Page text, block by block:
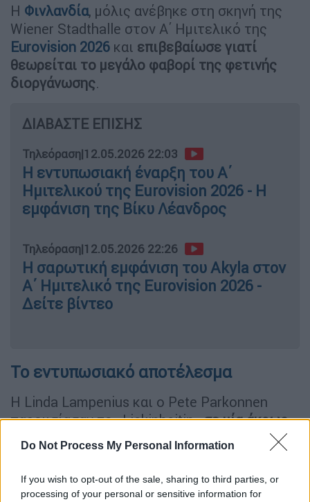
Do Not Process My Personal Information
If you wish to opt-out of the sale, sharing to third parties, or
processing of your personal or sensitive information for
Η Φινλανδία, μόλις ανέβηκε στη σκηνή της
Wiener Stadthalle στον Α΄ Ημιτελικό της
Eurovision 2026 και επιβεβαίωσε γιατί
θεωρείται το μεγάλο φαβορί της φετινής
διοργάνωσης.
ΔΙΑΒΑΣΤΕ ΕΠΙΣΗΣ
Τηλεόραση|12.05.2026 22:03
Η εντυπωσιακή έναρξη του Α΄
Ημιτελικού της Eurovision 2026 - Η
εμφάνιση της Βίκυ Λέανδρος
Τηλεόραση|12.05.2026 22:26
Η σαρωτική εμφάνιση του Akyla στον
Α΄ Ημιτελικό της Eurovision 2026 -
Δείτε βίντεο
Το εντυπωσιακό αποτέλεσμα
Η Linda Lampenius και ο Pete Parkonnen
παρουσίασαν το «Liekinheitin»σε μία άκρως
κινηματογραφική εμφάνιση, γεμάτη
εντυπωσιακά πλάνα, δυναμικούς φωτισμούς
και φυσικά το χαρακτηριστικό βιολί της
Lindaπου έκλεψε την παράσταση.